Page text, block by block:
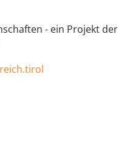
- ein Projekt der